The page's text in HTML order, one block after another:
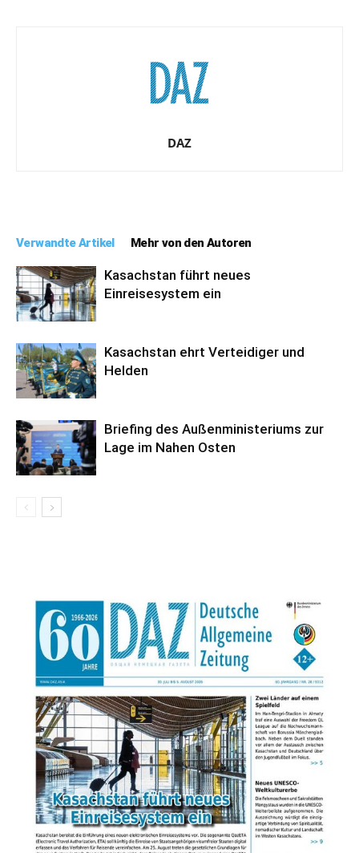
DAZ
Verwandte Artikel Mehr von den Autoren
Kasachstan führt neues
Einreisesystem ein
Kasachstan ehrt Verteidiger und
Helden
Briefing des Außenministeriums zur
Lage im Nahen Osten